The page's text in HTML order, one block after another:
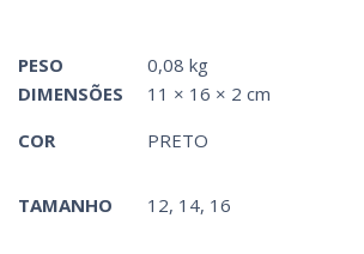
PESO
0,08 kg
DIMENSÕES
11 × 16 × 2 cm
COR
PRETO
TAMANHO 12, 14, 16